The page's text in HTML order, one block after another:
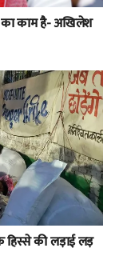
का काम है- अखिलेश
की लड़ाई लड़